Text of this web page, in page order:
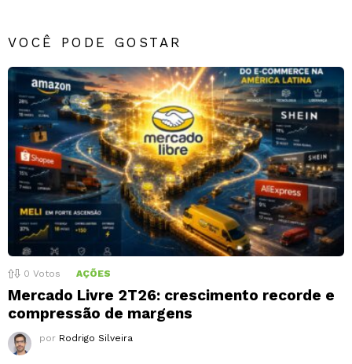
VOCÊ PODE GOSTAR
0 Votos AÇÕES
Mercado Livre 2T26: crescimento recorde e
compressão de margens
por Rodrigo Silveira